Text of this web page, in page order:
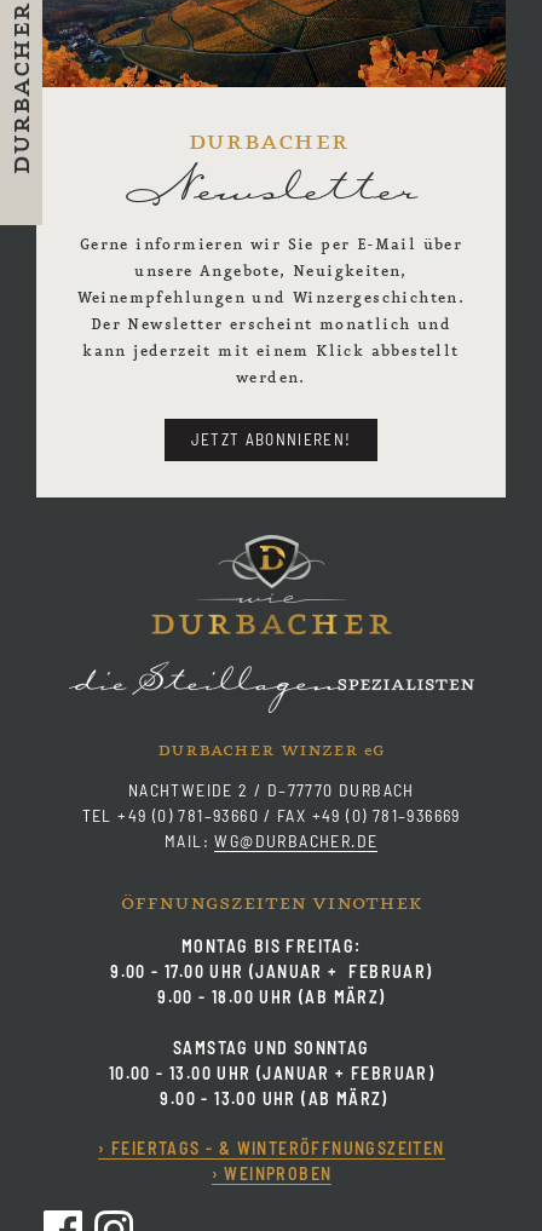
durbacher
Newsletter
Gerne informieren wir Sie per E-Mail über
unsere Angebote, Neuigkeiten,
Weinempfehlungen und Winzergeschichten.
Der Newsletter erscheint monatlich und
kann jederzeit mit einem Klick abbestellt
werden.
JETZT ABONNIEREN!
durbacher winzereg
NACHTWEIDE 2 / D–77770 DURBACH
TEL +49 (0) 781–93660 / FAX +49 (0) 781–936669
MAIL:WG@DURBACHER.DE
öffnungszeiten vinothek
MONTAG BIS FREITAG:
9.00 - 17.00 UHR (JANUAR + FEBRUAR)
9.00 - 18.00 UHR (AB MÄRZ)
SAMSTAG UND SONNTAG
10.00 - 13.00 UHR (JANUAR + FEBRUAR)
9.00 - 13.00 UHR (AB MÄRZ)
› FEIERTAGS - & WINTERÖFFNUNGSZEITEN
› WEINPROBEN